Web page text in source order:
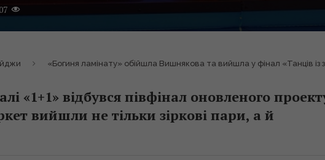
«Богиня ламінату» обійшла Вишнякова та вийшла у фінал «Танців із
«1+1» відбувся півфінал оновленого
вийшли не тільки зіркові пари, а й